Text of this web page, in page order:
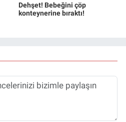
Dehşet! Bebeğini çöp
konteynerine bıraktı!